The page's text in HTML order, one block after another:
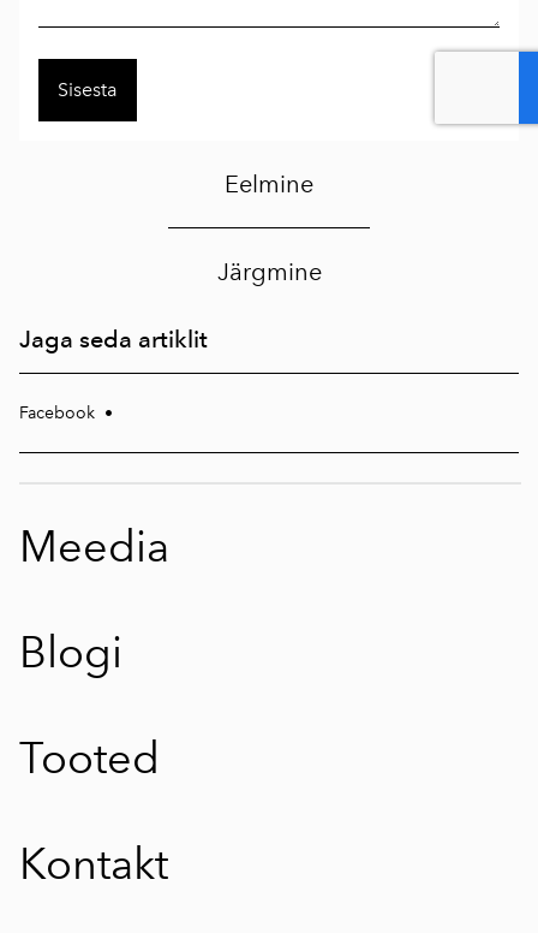
Eelmine
Järgmine
Jaga seda artiklit
Facebook •
Meedia
Blogi
Tooted
Kontakt